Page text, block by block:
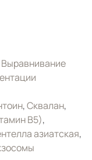
Выравнивание
,Сквалан,
B5),
азиатская,